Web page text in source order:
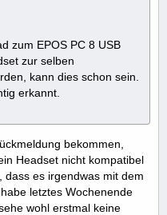
zum EPOS PC 8 USB
zur selben
kann dies schon sein.
erkannt.
bekommen,
Headset nicht kompatibel
dass es irgendwas mit dem
letztes Wochenende
wohl erstmal keine